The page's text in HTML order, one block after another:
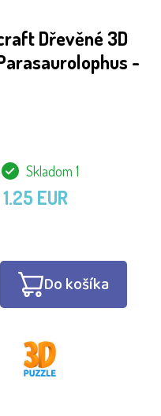
Dřevěné 3D
-
Skladom 1
1.25 EUR
Do košíka